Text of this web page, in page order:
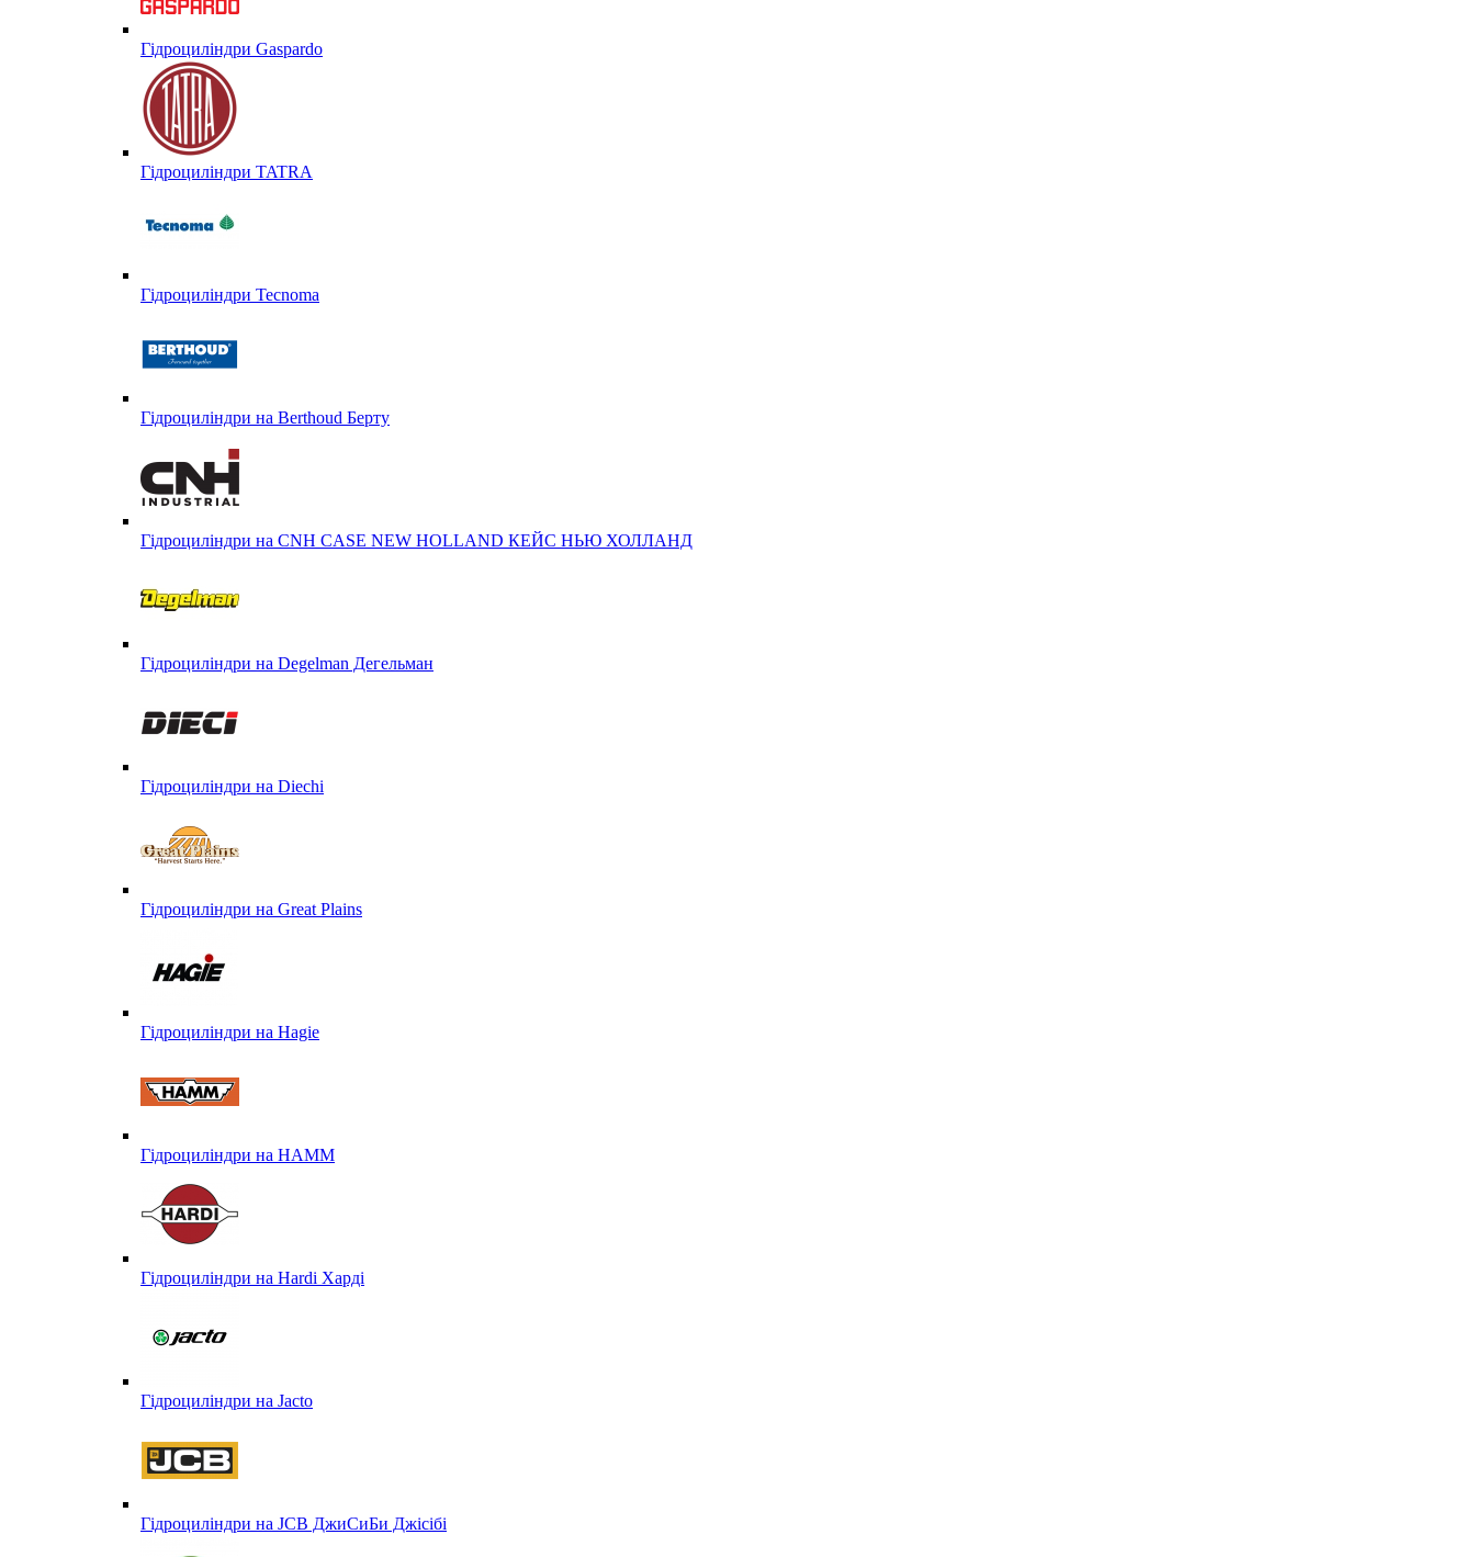
Гідроциліндри Gaspardo
Гідроциліндри TATRA
Гідроциліндри Tecnoma
Гідроциліндри на Berthoud Берту
Гідроциліндри на CNH CASE NEW HOLLAND КЕЙС НЬЮ ХОЛЛАНД
Гідроциліндри на Degelman Дегельман
Гідроциліндри на Diechi
Гідроциліндри на Great Plains
Гідроциліндри на Hagie
Гідроциліндри на HAMM
Гідроциліндри на Hardi Харді
Гідроциліндри на Jacto
Гідроциліндри на JCB ДжиСиБи Джісібі